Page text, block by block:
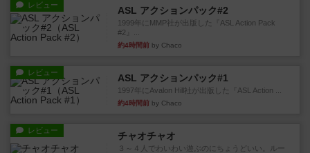
レビュー ASL アクションパック#2
1999年にMMP社が出版した『ASL Action Pack
#2』...
約4時間前 by Chaco
レビュー ASL アクションパック#1
1997年にAvalon Hill社が出版した『ASL Action ...
約4時間前 by Chaco
レビュー チャオチャオ
３～４人でわいわい遊ぶのにちょうどいい。ルー